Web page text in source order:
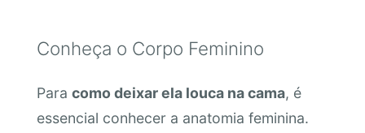
Conheça o Corpo Feminino
Para como deixar ela louca na cama, é
essencial conhecer a anatomia feminina.